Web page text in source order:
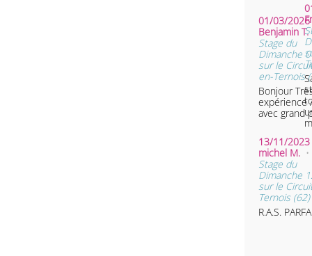
01/03/2026
Benjamin
Stage du
Dimanche
sur le
en-Ternois
Bonjour Très bonne
expérience A refaire
avec grand
13/11/2023
michel M.
Stage du
Dimanche
sur le
Ternois (62)
R.A.S.